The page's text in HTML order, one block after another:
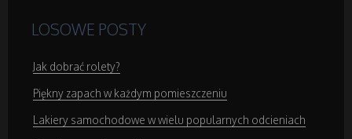
Salony Kosmetyczne
Domeny
LOSOWE POSTY
Jak dobrać rolety?
Piękny zapach w każdym pomieszczeniu
Lakiery samochodowe w wielu popularnych odcieniach